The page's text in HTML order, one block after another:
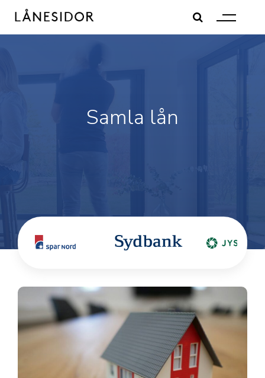
content
Samla lån